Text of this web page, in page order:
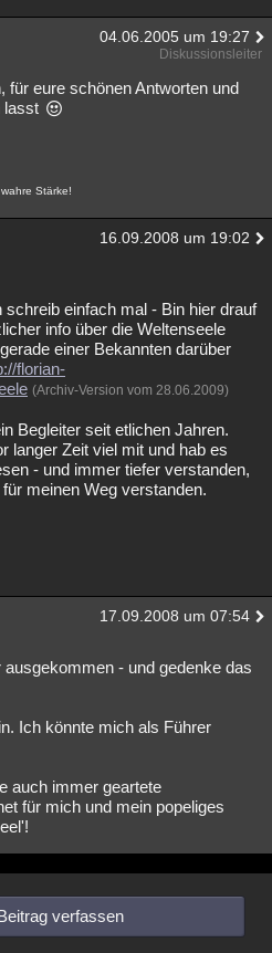
04.06.2005 um 19:27
Diskussionsleiter
für eure schönen Antworten und
lasst
Stärke!
16.09.2008 um 19:02
einfach mal - Bin hier drauf
info über die Weltenseele
einer Bekannten darüber
florian-
(Archiv-Version vom 28.06.2009)
Begleiter seit etlichen Jahren.
langer Zeit viel mit und hab es
- und immer tiefer verstanden,
meinen Weg verstanden.
17.09.2008 um 07:54
- und gedenke das
Ich könnte mich als Führer
auch immer geartete
für mich und mein popeliges
verfassen